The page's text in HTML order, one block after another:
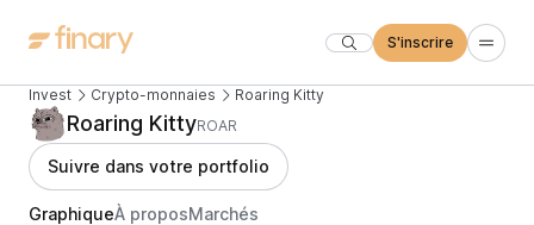
S'inscrire
Invest Crypto-monnaies Roaring Kitty
Roaring KittyROAR
Suivre dans votre portfolio
GraphiqueÀ proposMarchés